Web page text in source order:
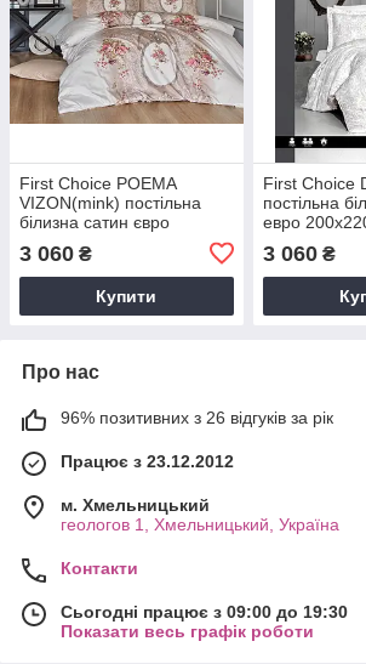
First Choice POEMA
VIZON(mink) постільна
білизна сатин євро
3 060 ₴
Купити
First Choice
постільна
евро
3 060₴
Про нас
96% позитивних з 26 відгуків за рік
Працює з 23.12.2012
м. Хмельницький
геологов 1, Хмельницький, Україна
Контакти
Сьогодні працює з 09:00 до 19:30
Показати весь графік роботи